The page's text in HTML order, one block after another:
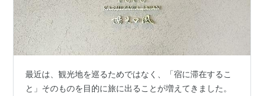
最近は、観光地を巡るためではなく、「宿に滞在するこ
と」そのものを目的に旅に出ることが増えてきました。